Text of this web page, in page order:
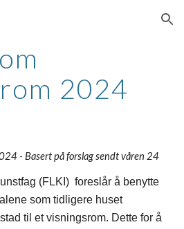
Skip to navigation
2024
- Basert på forslag sendt våren 24
(FLKI) foreslår å benytte
som tidligere huset
til et visningsrom. Dette for å